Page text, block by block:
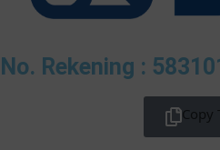
No. Rekening :
Copy